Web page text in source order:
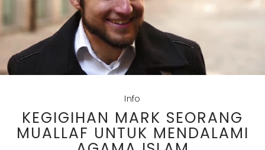
Info
KEGIGIHAN MARK SEORANG
MUALLAF UNTUK MENDALAMI